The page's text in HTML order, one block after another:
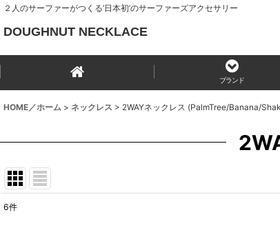
２人のサーファーがつくる‘日本初’のサーファーズアクセサリー
DOUGHNUT NECKLACE
ブランド
HOME／ホーム > ネックレス > 2WAYネックレス (PalmTree/Banana/
6件